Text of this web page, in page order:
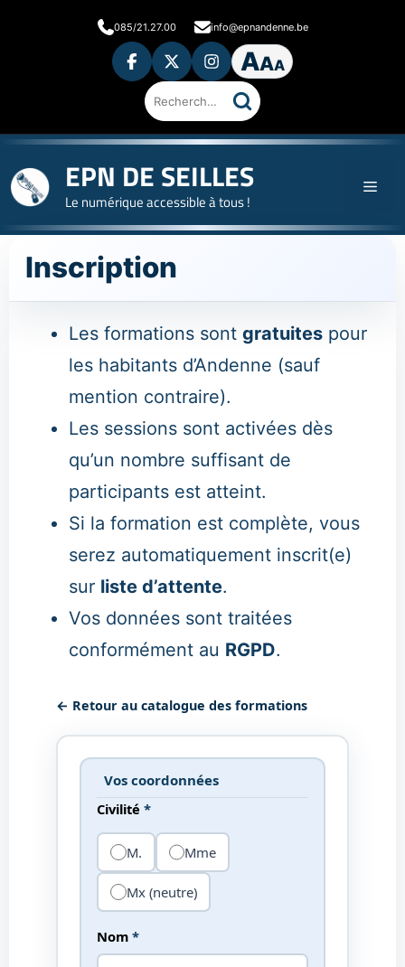
085/21.27.00 info@epnandenne.be
AAA
Ouvrir
les
Rechercher sur le site
EPN DE SEILLES
Le numérique accessible à tous !
Inscription
Les formations sont gratuitespour
les habitants d’Andenne (sauf
mention contraire).
Les sessions sont activées dès
qu’un nombre suffisant de
participants est atteint.
Si la formation est complète, vous
serez automatiquement inscrit(e)
sur liste d’attente.
Vos données sont traitées
conformément au RGPD.
← Retour au catalogue des formations
Vos coordonnées
Civilité *
M. Mme
Mx (neutre)
Nom *